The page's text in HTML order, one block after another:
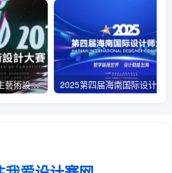
TICAD臺灣國際大學生藝術設計大賽 2025第四届海南国际设计师